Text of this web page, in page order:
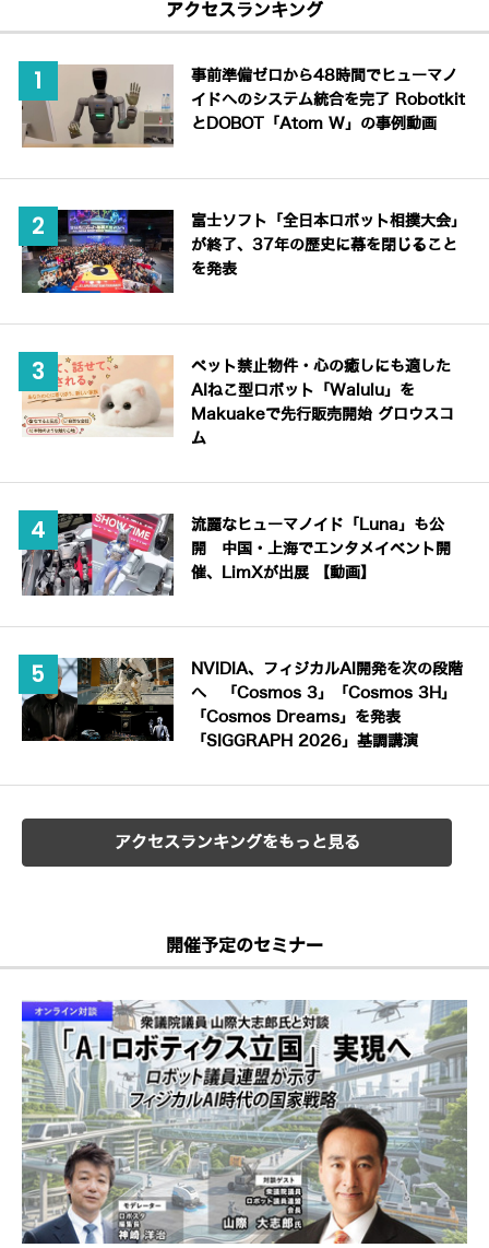
アクセスランキング
事前準備ゼロから48時間でヒューマノ
イドへのシステム統合を完了 Robotkit
とDOBOT「Atom W」の事例動画
富士ソフト「全日本ロボット相撲大会」
が終了、37年の歴史に幕を閉じること
を発表
ペット禁止物件・心の癒しにも適した
AIねこ型ロボット「Walulu」を
Makuakeで先行販売開始 グロウスコ
ム
流麗なヒューマノイド「Luna」も公
開 中国・上海でエンタメイベント開
催、LimXが出展 【動画】
NVIDIA、フィジカルAI開発を次の段階
へ 「Cosmos 3」「Cosmos 3H」
「Cosmos Dreams」を発表
「SIGGRAPH 2026」基調講演
アクセスランキングをもっと見る
開催予定のセミナー